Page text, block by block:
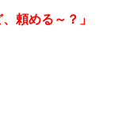
頼める～？」